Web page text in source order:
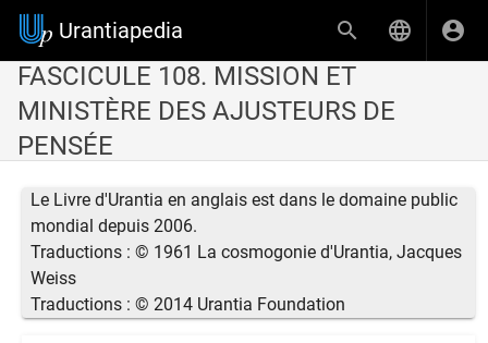
Urantiapedia
FASCICULE 108. MISSION ET
MINISTÈRE DES AJUSTEURS DE
PENSÉE
Le Livre d'Urantia en anglais est dans le domaine public
mondial depuis 2006.
Traductions : © 1961 La cosmogonie d'Urantia, Jacques
Weiss
Traductions : © 2014 Urantia Foundation